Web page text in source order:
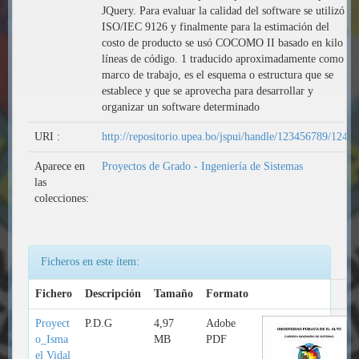
JQuery. Para evaluar la calidad del software se utilizó
ISO/IEC 9126 y finalmente para la estimación del
costo de producto se usó COCOMO II basado en kilo
líneas de código. 1 traducido aproximadamente como
marco de trabajo, es el esquema o estructura que se
establece y que se aprovecha para desarrollar y
organizar un software determinado
URI : http://repositorio.upea.bo/jspui/handle/123456789/124
Aparece en
las
colecciones:
Proyectos de Grado - Ingeniería de Sistemas
Ficheros en este ítem:
Fichero Descripción Tamaño Formato
Proyect
o_Isma
el Vidal
P.D.G
4,97
MB
Adobe
PDF